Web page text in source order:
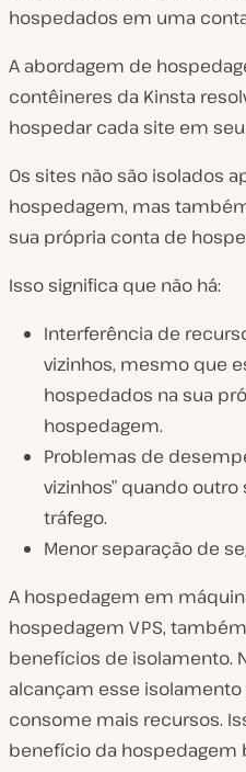
hospedados em uma
A abordagem de
contêineres da Kinsta
hospedar cada site em
Os sites não são isolados
hospedagem, mas
sua própria conta de
Isso significa que não há:
Interferência de
vizinhos, mesmo que
hospedados na sua
hospedagem.
Problemas de
vizinhos” quando
tráfego.
Menor separação de
A hospedagem em
hospedagem VPS,
benefícios de isolamento.
alcançam esse
consome mais recursos.
benefício da hospedagem